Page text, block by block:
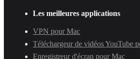
Les meilleures applications
VPN pour Mac
Téléchargeur de vidéos YouTube
Enregistreur d'écran pour Mac